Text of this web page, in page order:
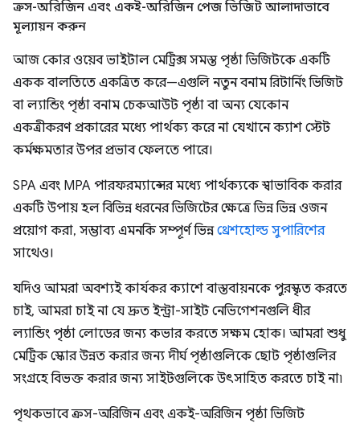
ক্রস-অরিজিন এবং একই-অরিজিন পেজ ভিজিট আলাদাভাবে
মূল্যায়ন করুন
আজ কোর ওয়েব ভাইটাল মেট্রিক্স সমস্ত পৃষ্ঠা ভিজিটকে একটি
একক বালতিতে একত্রিত করে—এগুলি নতুন বনাম রিটার্নিং ভিজিট
বা ল্যান্ডিং পৃষ্ঠা বনাম চেকআউট পৃষ্ঠা বা অন্য যেকোন
একত্রীকরণ প্রকারের মধ্যে পার্থক্য করে না যেখানে ক্যাশ স্টেট
কর্মক্ষমতার উপর প্রভাব ফেলতে পারে।
SPA এবং MPA পারফরম্যান্সের মধ্যে পার্থক্যকে স্বাভাবিক করার
একটি উপায় হল বিভিন্ন ধরনের ভিজিটের ক্ষেত্রে ভিন্ন ভিন্ন ওজন
প্রয়োগ করা, সম্ভাব্য এমনকি সম্পূর্ণ ভিন্নথ্রেশহোল্ড সুপারিশের
সাথেও।
যদিও আমরা অবশ্যই কার্যকর ক্যাশে বাস্তবায়নকে পুরস্কৃত করতে
চাই, আমরা চাই না যে দ্রুত ইন্ট্রা-সাইট নেভিগেশনগুলি ধীর
ল্যান্ডিং পৃষ্ঠা লোডের জন্য কভার করতে সক্ষম হোক। আমরা শুধু
মেট্রিক স্কোর উন্নত করার জন্য দীর্ঘ পৃষ্ঠাগুলিকে ছোট পৃষ্ঠাগুলির
সংগ্রহে বিভক্ত করার জন্য সাইটগুলিকে উৎসাহিত করতে চাই না৷
পৃথকভাবে ক্রস-অরিজিন এবং একই-অরিজিন পৃষ্ঠা ভিজিট